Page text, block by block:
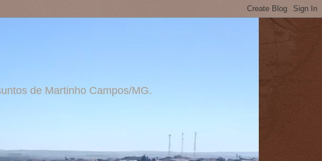
de Martinho Campos/MG.